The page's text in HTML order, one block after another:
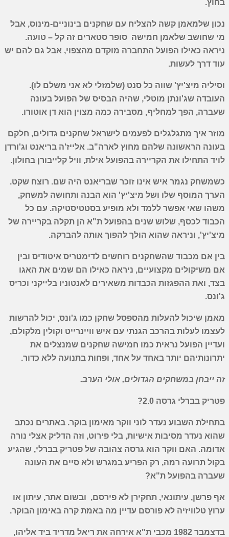
בחוץ.
נכון שלמאמן קשה להצליח עם שחקנים בינוניים-מינוס, אבל
מי שחושב שלאמן חמישה סופר סטארים זה קל – טועה.
ניראה כאילו הפועל התחברה מוקדם מהצפוי, אבל גם להם יש
עוד דרך לעשות.
וסיליה מיצ'יץ' שווה כל סנט (שלמזלי לא אני משלם לו).
העובדה שג'ונתן מוטלי, שהיה הבסיס של הפועל בעונה
שעברה, הפך למחליף, מסבירה כמה מצוין הוא דן אוטורו.
מוזר איך מתגלגלים לפעמים לישראל שחקנים גדולים, חלקם
בעונה הראשונה שלהם מחוץ לארה"ב. אלייז'ה בריאנט וג'ורדן
לויד התחילו את הקריירה בהפועל אילת, וויל קלייבורן בחולון.
כשמשחק נגמר איש אינו זוכר שבריאנט היה שם. רוצח שקט.
הערך המוסף שלו ושל מיצ'יץ' הוא הבנה ותחושה למשחק,
משהו שאי אפשר ללמד ולא מופיע בסטטיסטיקה. עם כל
הכבוד לכסף, שלוש שנים בהפועל ת"א הן תקלה בקריירה של
מיצ'יץ', וניראה שהוא הולך להפוך אותה להברקה.
בין אם מכבוד שהשחקנים רוחשים לדימטריס איטודיס ובין
אם משיקולים מקצועיים, ניראה כאילו הם שמים את האגו
בצד, ואת ההפגזות הכבדות משאירים לאנטוניו בלייקני וכריס
ג'ונס.
מאמן שיכול להעלות מהספסל שחקן כמו ג'ונס, יכול להרשות
לעצמו לעלות בהרכב הגנתי עם איש וויינרייט וקולין מלקולם,
ועדיין הפועל נראית כמו חמישה שחקנים שמנצלים את
יתרונותיהם יותר באחד על אחד, ופחות בתנועה ללא כדור.
זה ייבחן במשחקים הגדולים, אולי הערב.
פטריק בברלי גרסה 2.0?
בתחילת השבוע נעדר לוני ווקר מאימון בוקר. באתרים נכתב
שהוא נעדר מסיבות אישיות, בלי פירוט, וזה הדליק אצלי נורה
אדומה. האם ווקר הוא גרסה צהובה של פטריק בברלי, שהגיע
בקול תרועה רמה, רק הפריע במגרש ולא סיים את העונה
שעברה בהפועל ת"א?
אף פרשן, עיתונאי, תחקירן לא פירסם, ובשום אתר, עיתון או
ערוץ טלוויזיה לא פורסם עדיין מה באמת קרה באימון הבוקר.
בדצמבר 1982 מכבי ת"א אירחה את ריאל מדריד ביד אליהו,